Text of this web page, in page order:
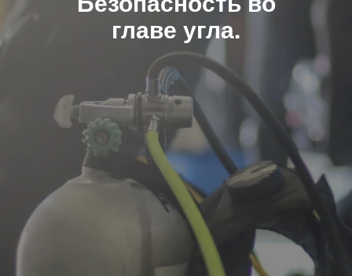
главе угла.